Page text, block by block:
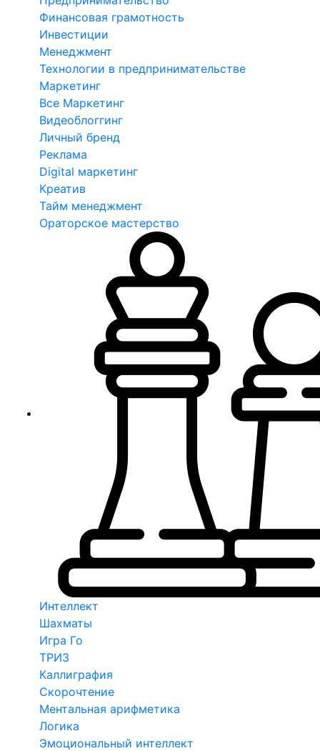
Финансовая грамотность
Инвестиции
Менеджмент
Технологии в предпринимательстве
Маркетинг
Все Маркетинг
Видеоблоггинг
Личный бренд
Реклама
Digital маркетинг
Креатив
Тайм менеджмент
Ораторское мастерство
Интеллект
Шахматы
Игра Го
ТРИЗ
Каллиграфия
Скорочтение
Ментальная арифметика
Логика
Эмоциональный интеллект